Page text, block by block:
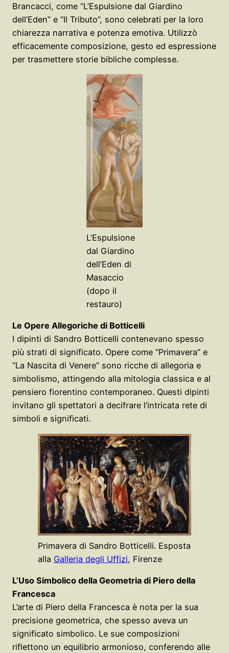
Brancacci, come “L’Espulsione dal Giardino
dell’Eden” e “Il Tributo”, sono celebrati per la loro
chiarezza narrativa e potenza emotiva. Utilizzò
efficacemente composizione, gesto ed espressione
per trasmettere storie bibliche complesse.
L’Espulsione
dal Giardino
dell’Eden di
Masaccio
(dopo il
restauro)
Le Opere Allegoriche di Botticelli
I dipinti di Sandro Botticelli contenevano spesso
più strati di significato. Opere come “Primavera” e
“La Nascita di Venere” sono ricche di allegoria e
simbolismo, attingendo alla mitologia classica e al
pensiero fiorentino contemporaneo. Questi dipinti
invitano gli spettatori a decifrare l’intricata rete di
simboli e significati.
Primavera di Sandro Botticelli. Esposta
alla Galleria degli Uffizi, Firenze
L’Uso Simbolico della Geometria di Piero della
Francesca
L’arte di Piero della Francesca è nota per la sua
precisione geometrica, che spesso aveva un
significato simbolico. Le sue composizioni
riflettono un equilibrio armonioso, conferendo alle